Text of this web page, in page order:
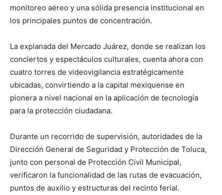
monitoreo aéreo y una sólida presencia institucional en
los principales puntos de concentración.
La explanada del Mercado Juárez, donde se realizan los
conciertos y espectáculos culturales, cuenta ahora con
cuatro torres de videovigilancia estratégicamente
ubicadas, convirtiendo a la capital mexiquense en
pionera a nivel nacional en la aplicación de tecnología
para la protección ciudadana.
Durante un recorrido de supervisión, autoridades de la
Dirección General de Seguridad y Protección de Toluca,
junto con personal de Protección Civil Municipal,
verificaron la funcionalidad de las rutas de evacuación,
puntos de auxilio y estructuras del recinto ferial.